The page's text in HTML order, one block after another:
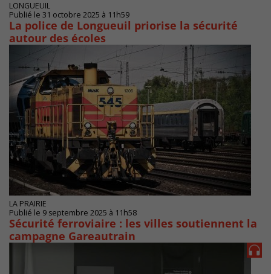
LONGUEUIL
Publié le 31 octobre 2025 à 11h59
La police de Longueuil priorise la sécurité
autour des écoles
LA PRAIRIE
Publié le 9 septembre 2025 à 11h58
Sécurité ferroviaire : les villes soutiennent la
campagne Gareautrain